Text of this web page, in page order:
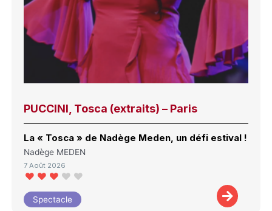
PUCCINI, Tosca (extraits) – Paris
La « Tosca » de Nadège Meden, un défi estival !
Nadège MEDEN
7 Août 2026
Spectacle